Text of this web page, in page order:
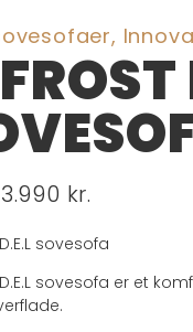
,
kr.
sovesofa
sovesofa er et